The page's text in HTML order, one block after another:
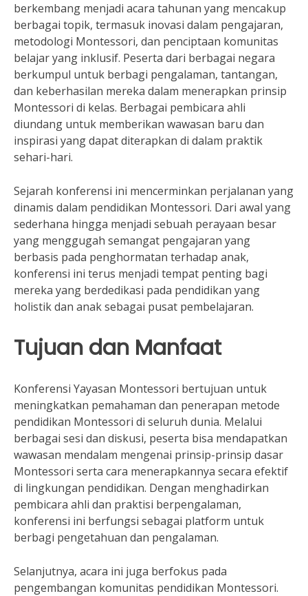
berkembang menjadi acara tahunan yang mencakup
berbagai topik, termasuk inovasi dalam pengajaran,
metodologi Montessori, dan penciptaan komunitas
belajar yang inklusif. Peserta dari berbagai negara
berkumpul untuk berbagi pengalaman, tantangan,
dan keberhasilan mereka dalam menerapkan prinsip
Montessori di kelas. Berbagai pembicara ahli
diundang untuk memberikan wawasan baru dan
inspirasi yang dapat diterapkan di dalam praktik
sehari-hari.
Sejarah konferensi ini mencerminkan perjalanan yang
dinamis dalam pendidikan Montessori. Dari awal yang
sederhana hingga menjadi sebuah perayaan besar
yang menggugah semangat pengajaran yang
berbasis pada penghormatan terhadap anak,
konferensi ini terus menjadi tempat penting bagi
mereka yang berdedikasi pada pendidikan yang
holistik dan anak sebagai pusat pembelajaran.
Tujuan dan Manfaat
Konferensi Yayasan Montessori bertujuan untuk
meningkatkan pemahaman dan penerapan metode
pendidikan Montessori di seluruh dunia. Melalui
berbagai sesi dan diskusi, peserta bisa mendapatkan
wawasan mendalam mengenai prinsip-prinsip dasar
Montessori serta cara menerapkannya secara efektif
di lingkungan pendidikan. Dengan menghadirkan
pembicara ahli dan praktisi berpengalaman,
konferensi ini berfungsi sebagai platform untuk
berbagi pengetahuan dan pengalaman.
Selanjutnya, acara ini juga berfokus pada
pengembangan komunitas pendidikan Montessori.